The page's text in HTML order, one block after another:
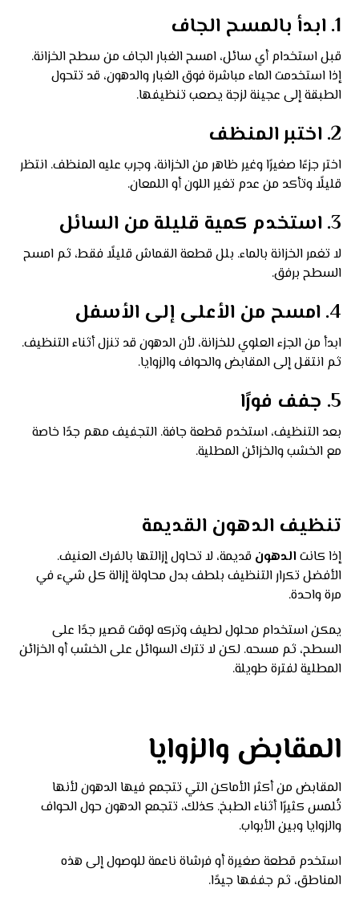
1. ابدأ بالمسح الجاف
قبل استخدام أي سائل، امسح الغبار الجاف من سطح الخزانة.
إذا استخدمت الماء مباشرة فوق الغبار والدهون، قد تتحول
الطبقة إلى عجينة لزجة يصعب تنظيفها.
2. اختبر المنظف
اختر جزءًا صغيرًا وغير ظاهر من الخزانة، وجرب عليه المنظف. انتظر
قليلًا وتأكد من عدم تغير اللون أو اللمعان.
3. استخدم كمية قليلة من السائل
لا تغمر الخزانة بالماء. بلل قطعة القماش قليلًا فقط، ثم امسح
السطح برفق.
4. امسح من الأعلى إلى الأسفل
ابدأ من الجزء العلوي للخزانة، لأن الدهون قد تنزل أثناء التنظيف.
ثم انتقل إلى المقابض والحواف والزوايا.
5. جفف فورًا
بعد التنظيف، استخدم قطعة جافة. التجفيف مهم جدًا خاصة
مع الخشب والخزائن المطلية.
تنظيف الدهون القديمة
إذا كانت الدهون قديمة، لا تحاول إزالتها بالفرك العنيف.
الأفضل تكرار التنظيف بلطف بدل محاولة إزالة كل شيء في
مرة واحدة.
يمكن استخدام محلول لطيف وتركه لوقت قصير جدًا على
السطح، ثم مسحه. لكن لا تترك السوائل على الخشب أو الخزائن
المطلية لفترة طويلة.
المقابض والزوايا
المقابض من أكثر الأماكن التي تتجمع فيها الدهون لأنها
تُلمس كثيرًا أثناء الطبخ. كذلك، تتجمع الدهون حول الحواف
والزوايا وبين الأبواب.
استخدم قطعة صغيرة أو فرشاة ناعمة للوصول إلى هذه
المناطق، ثم جففها جيدًا.